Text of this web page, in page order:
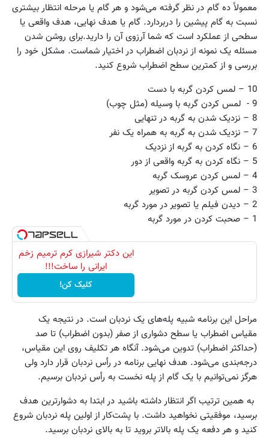
معمولاً ده گام در نظر گرفته می‌شود و هر گام یا مرحله انتظار بیشتری
نسبت به گام پیشین را دربردارد. گام یا هدف نهایی، هدف واقعی یا
سطحی از عملکرد است که شما آرزوی آن را دارید.برای روشن شدن
مسئله یک نمونه از نردبان اضطراب در اختیار شماست. مشکل خود را
بررسی و از کمترین سطح اضطراب شروع کنید.
10 – لمس کردن گربه با دست
9 - لمس کردن گربه با وسیله (مثل چوب)
8 – نزدیک شدن به گربه در تنهایی
7 – نزدیک شدن به گربه به همراه یک نفر
6 – نگاه کردن به گربه از نزدیک
5 – نگاه کردن به گربه واقعی از دور
4 – لمس کردن عروسک گربه
3 – لمس کردن گربه در تصویر
2 – دیدن فیلم یا تصویر در مورد گربه
1 – صحبت کردن در مورد گربه
این دکتر شیرازی کرم ترمیم زخم
ایرانی را ساخت!!!
کلیک کن!
مراحل این برنامه شبیه پله‌های یک نردبان است. در نتیجه یک
مقیاس اضطراب یا سطح دشواری از صفر (بدون اضطراب) تا صد
(حداکثر اضطراب) تدوین می‌شود. آنگاه هر تکلیف روی این مقیاس،
درجه‌بندی می‌شود. هدف نهایی برنامه در رأس نردبان قرار دارد ولی
هرگز نمی‌توانیم با یک گام از پله نخست به رأس نردبان برسیم.
به همین ترتیب اگر انتظار داشته باشید در ابتدا به دشوارترین هدف
برسید، موفقیتی نخواهید داشت. با پشت‌کار از اولین پله نردبان شروع
کنید و هر دفعه یک پله بالاتر بروید تا به بالای نردبان برسید.